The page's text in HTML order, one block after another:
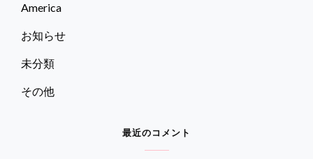
America
お知らせ
未分類
その他
最近のコメント